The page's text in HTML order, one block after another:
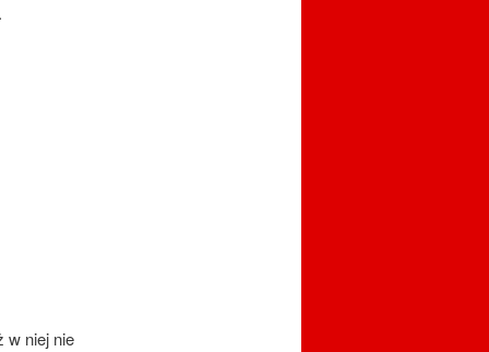
w niej nie